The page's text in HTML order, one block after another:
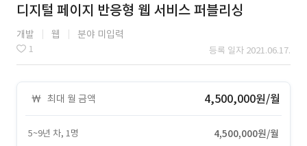
디지털 페이지 반응형 웹 서비스 퍼블리싱
개발 웹 분야 미입력
1 등록 일자 2021.06.17.
최대 월 금액 4,500,000원/월
5~9년 차, 1명 4,500,000원/월